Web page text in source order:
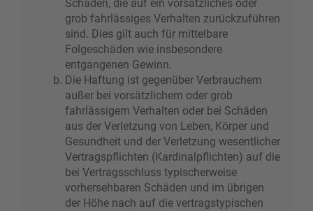
Schäden, die auf ein vorsätzliches oder
grob fahrlässiges Verhalten zurückzuführen
sind. Dies gilt auch für mittelbare
Folgeschäden wie insbesondere
entgangenen Gewinn.
Die Haftung ist gegenüber Verbrauchern
außer bei vorsätzlichem oder grob
fahrlässigem Verhalten oder bei Schäden
aus der Verletzung von Leben, Körper und
Gesundheit und der Verletzung wesentlicher
Vertragspflichten (Kardinalpflichten) auf die
bei Vertragsschluss typischerweise
vorhersehbaren Schäden und im übrigen
der Höhe nach auf die vertragstypischen